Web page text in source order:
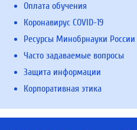
Оплата обучения
Коронавирус COVID-19
Ресурсы Минобрнауки
Часто задаваемые вопросы
Защита информации
Корпоративная этика